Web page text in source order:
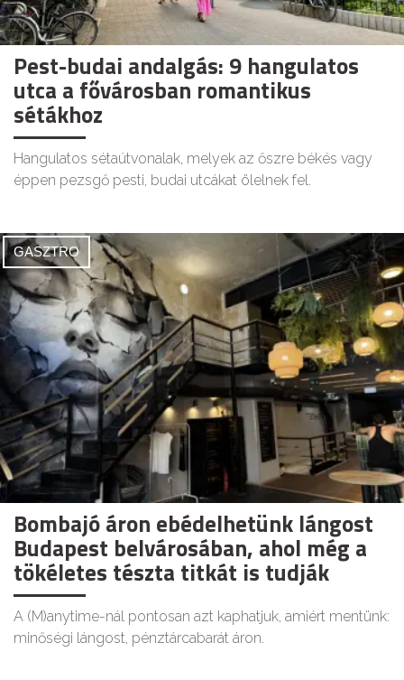
Pest-budai andalgás: 9 hangulatos
utca a fővárosban romantikus
sétákhoz
Hangulatos sétaútvonalak, melyek az őszre békés vagy
éppen pezsgő pesti, budai utcákat ölelnek fel.
GASZTRO
Bombajó áron ebédelhetünk lángost
Budapest belvárosában, ahol még a
tökéletes tészta titkát is tudják
A (M)anytime-nál pontosan azt kaphatjuk, amiért mentünk:
minőségi lángost, pénztárcabarát áron.